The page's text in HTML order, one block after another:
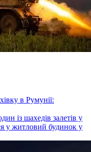
в Румунії:
із шахедів залетів у
у житловий будинок у